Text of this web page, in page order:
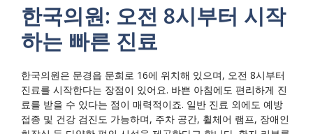
한국의원: 오전 8시부터 시작
하는 빠른 진료
한국의원은 문경읍 문희로 16에 위치해 있으며, 오전 8시부터
진료를 시작한다는 장점이 있어요. 바쁜 아침에도 편리하게 진
료를 받을 수 있다는 점이 매력적이죠. 일반 진료 외에도 예방
접종 및 건강 검진도 가능하며, 주차 공간, 휠체어 램프, 장애인